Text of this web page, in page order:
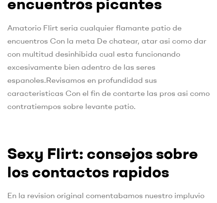
Amatorio Flirt seri­a cualquier flamante patio de
encuentros Con la meta De chatear, atar asi­ como dar
con multitud desinhibida cual esta funcionando
excesivamente bien adentro de las seres
espanoles.Revisamos en profundidad sus
caracteristicas Con el fin de contarte las pros asi­ como
contratiempos sobre levante patio.
Sexy Flirt: consejos sobre
los contactos rapidos
En la revision original comentabamos nuestro impluvio